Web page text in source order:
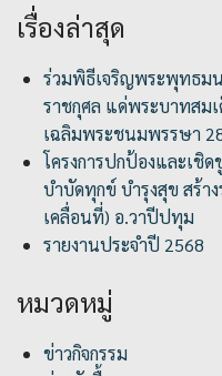
เรื่องล่าสุด
ร่วมพิธีเจริญพระพุทธม
ราชกุศล แด่พระบาทสมเ
เฉลิมพระชนมพรรษา
โครงการปกป้องและเ
บำบัดทุกข์ บำรุงสุข สร้า
เคลื่อนที่) อ.วาปีปทุม
รายงานประจำปี 2568
หมวดหมู่
ข่าวกิจกรรม